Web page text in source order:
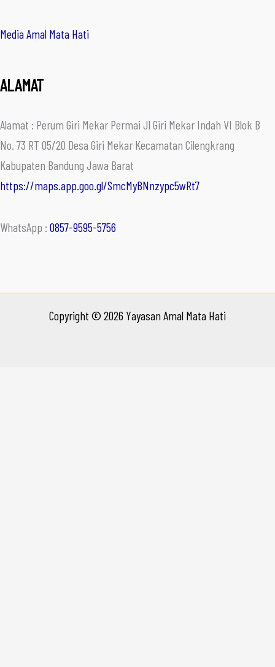
Media Amal Mata Hati
ALAMAT
Alamat : Perum Giri Mekar Permai Jl Giri Mekar Indah VI Blok B
No. 73 RT 05/20 Desa Giri Mekar Kecamatan Cilengkrang
Kabupaten Bandung Jawa Barat
https://maps.app.goo.gl/SmcMyBNnzypc5wRt7
WhatsApp : 0857-9595-5756
Copyright © 2026 Yayasan Amal Mata Hati